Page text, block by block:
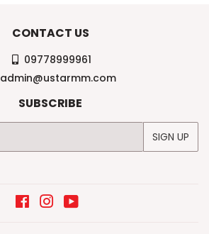
CONTACT US
09778999961
admin@ustarmm.com
SUBSCRIBE
SIGN UP
FacebookInstagram